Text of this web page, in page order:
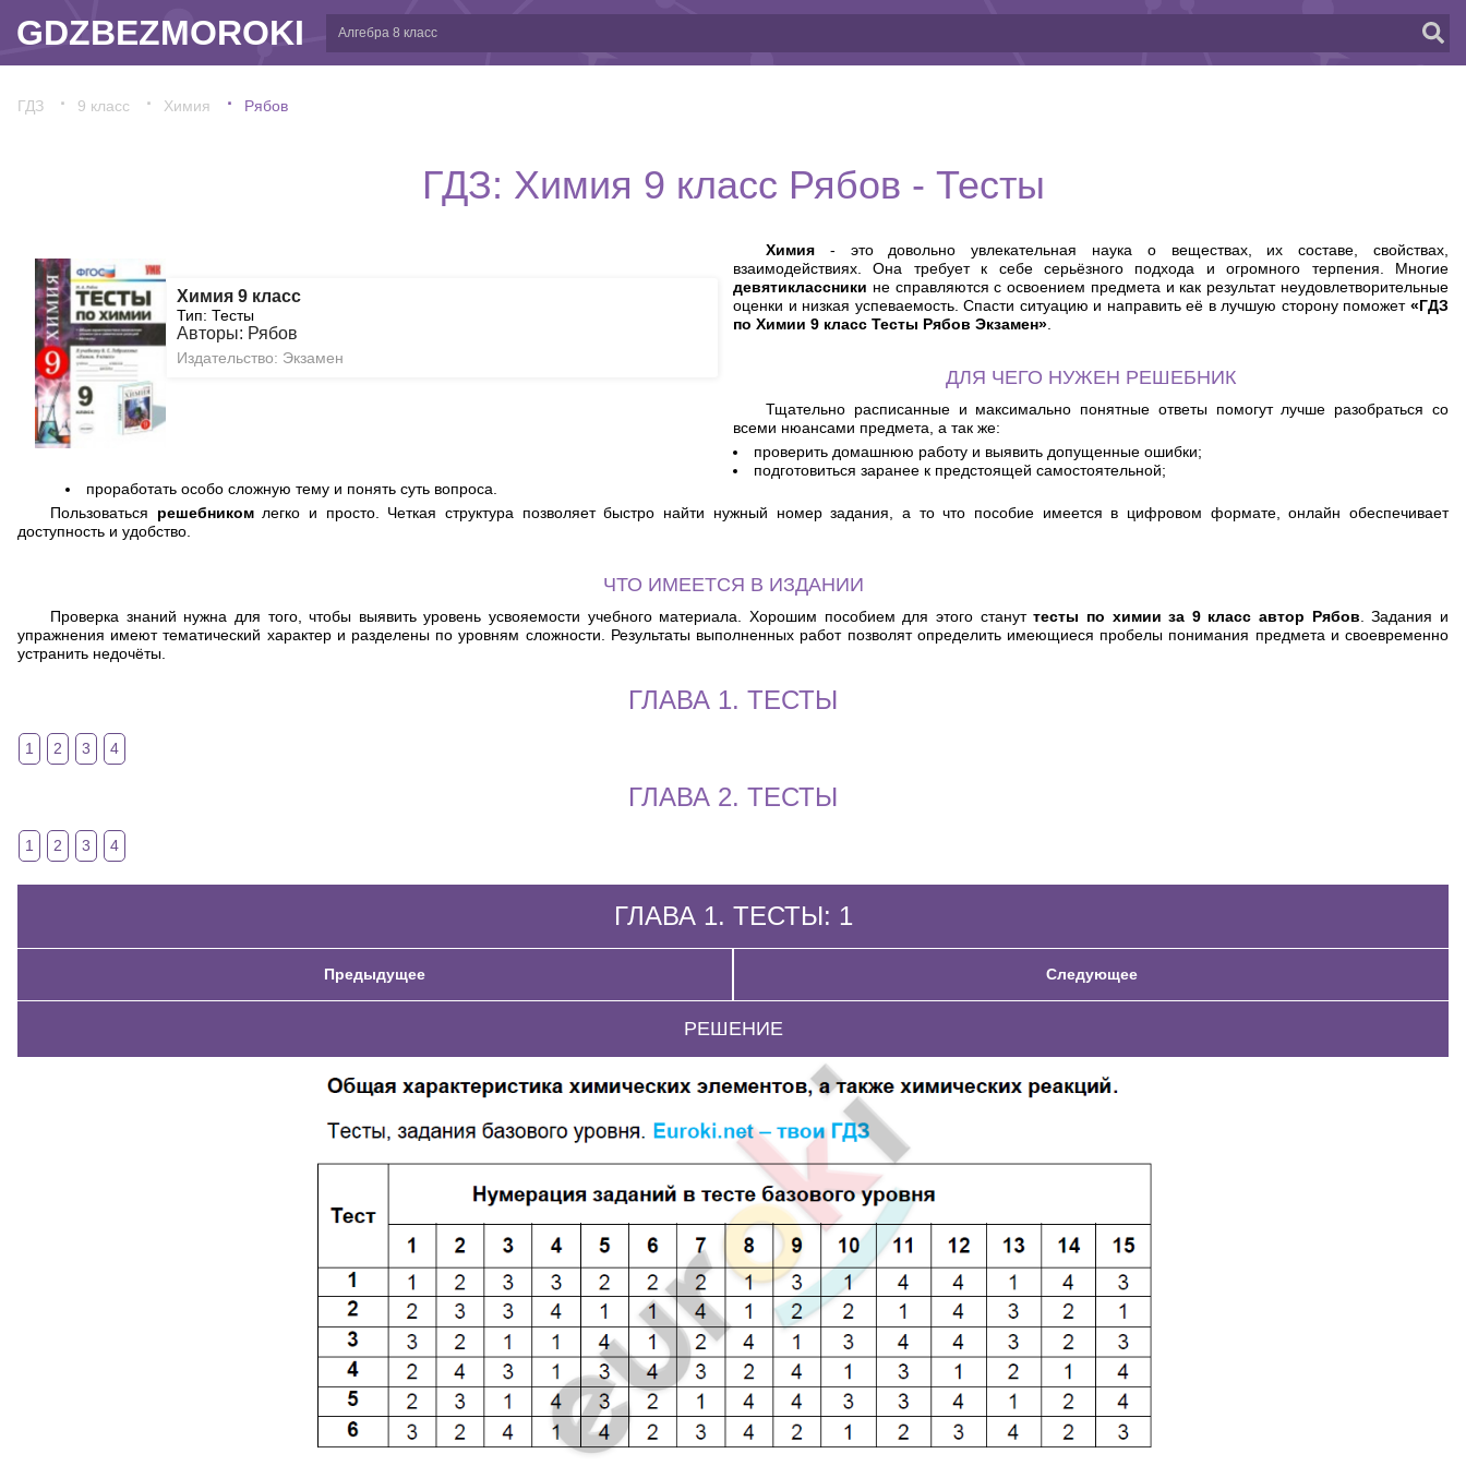
GDZBEZMOROKI
ГДЗ 9 класс Химия Рябов
ГДЗ: Химия 9 класс Рябов - Тесты
Химия 9 класс
Тип: Тесты
Авторы: Рябов
Издательство: Экзамен
Химия - это довольно увлекательная наука о веществах, их составе, свойствах,
взаимодействиях. Она требует к себе серьёзного подхода и огромного терпения. Многие
девятиклассники не справляются с освоением предмета и как результат неудовлетворительные
оценки и низкая успеваемость. Спасти ситуацию и направить её в лучшую сторону поможет «ГДЗ
по Химии 9 класс Тесты Рябов Экзамен»
ДЛЯ ЧЕГО НУЖЕН РЕШЕБНИК
Тщательно расписанные и максимально понятные ответы помогут лучше разобраться со
всеми нюансами предмета, а так же:
проверить домашнюю работу и выявить допущенные ошибки;
подготовиться заранее к предстоящей самостоятельной;
проработать особо сложную тему и понять суть вопроса.
Пользоваться решебникомлегко и просто. Четкая структура позволяет быстро найти нужный номер задания, а то что пособие имеется в цифровом формате, онлайн обеспечивает
доступность и удобство.
ЧТО ИМЕЕТСЯ В ИЗДАНИИ
Проверка знаний нужна для того, чтобы выявить уровень усвояемости учебного материала. Хорошим пособием для этого стануттесты по химии за 9 класс автор Рябов . Задания и
упражнения имеют тематический характер и разделены по уровням сложности. Результаты выполненных работ позволят определить имеющиеся пробелы понимания предмета и своевременно
устранить недочёты.
ГЛАВА 1. ТЕСТЫ
1 2 3 4
ГЛАВА 2. ТЕСТЫ
1 2 3 4
ГЛАВА 1. ТЕСТЫ: 1
Предыдущее Следующее
РЕШЕНИЕ